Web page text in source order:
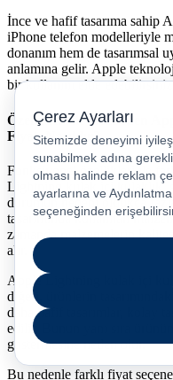
İnce ve hafif tasarıma sahip
iPhone telefon modelleriyle
donanım hem de tasarımsal
anlamına gelir. Apple
bir kullanım elde
Özellikleri ile Cezbeden
Fiyatı Nasıldır?
Fonksiyonel özellikleri ile
Lightning kulak içi kulaklık,
durumun nedeni oldukça
tasarımında kullanılan
zamanda malzemelerin
alır.
Apple Lightning kulak içi
diğeri, ürünlerin
daha hafif tasarımlar, kolay
edilir. Bunun yanı sıra
göstermesine neden olur.
Bu nedenle farklı fiyat